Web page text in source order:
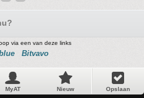
via een van deze links
Bitvavo
MyAT Nieuw Opslaan